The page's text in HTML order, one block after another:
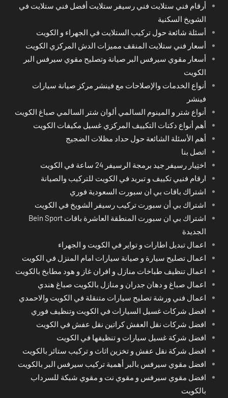
أرقام فني ستلايت فني رسيفر ستلايت أفضل فني ستلايت في
الشويخ السكنية
أسئلة شائعة حول تركيب الستلايت في الجهراء و الكويت
أسعار فني ستلايت المنقف مميزات الدش المركزي الكويت
أسعار مقوي سيرفس البر صيانة وتصليح مقوي سيرفس البر
الكويت
أنواع الخدمات والإصلاحات مع فينشر مركز صيانة سيارات
فينشر
أنواع شتر و المينوم السالمي ألوان شتر السالمي صباغ الكويت
أهم أنواع دكتات التكييف المركزي غسيل مكيفات الكويت
أهم الأسئلة الشائعة حول حداد مظلات الضجيج
اتصل بنا
اختِيار رسيفر جيد برمجة الرسيفر 24 ساعة في الكويت
ارقام فنيي تكييف و تبريد في الكويت للتركيب والصيانة
اشتراك باقات بي ان سبورت السعودية فوري
اشتراك بي أن سبورت تركيب رسيفر الشويخ في الكويت
اشتراك بي ان سبورت المنطقة العاشرة باقات Bein Sport
الجديدة
اعمال تبديل اطارات و تواير في الكويت و الجهراء
اعمال تصليح سيارة و صيانة سيارات امام المنزل في الكويت
اعمال تنظيف طباخات منازل و افران غاز و هود مطابخ بالكويت
اعمال صباغ و دهان جدران و منازل بالكويت صباغ هندي
اعمال فني ورشة تصليح سيارات متنقلة في الكويت والاحمدي
افضل شركات غسيل السيارات في الكويت وتنظيف فوري
افضل شركات نقل العفش كراتين نقل عفش في الكويت
افضل شركة غسيل سيارات و تنظيفها في الكويت
افضل شركة نقل عفش و تخزين اثاث و تركيب ستائر بالكويت
افضل مقوي سيرفس بالبر أهمية تركيب سيرفس البر بالكويت
افضل مقوي سيرفس و مقوي نت و مقوي شبكة للسرداب
بالكويت